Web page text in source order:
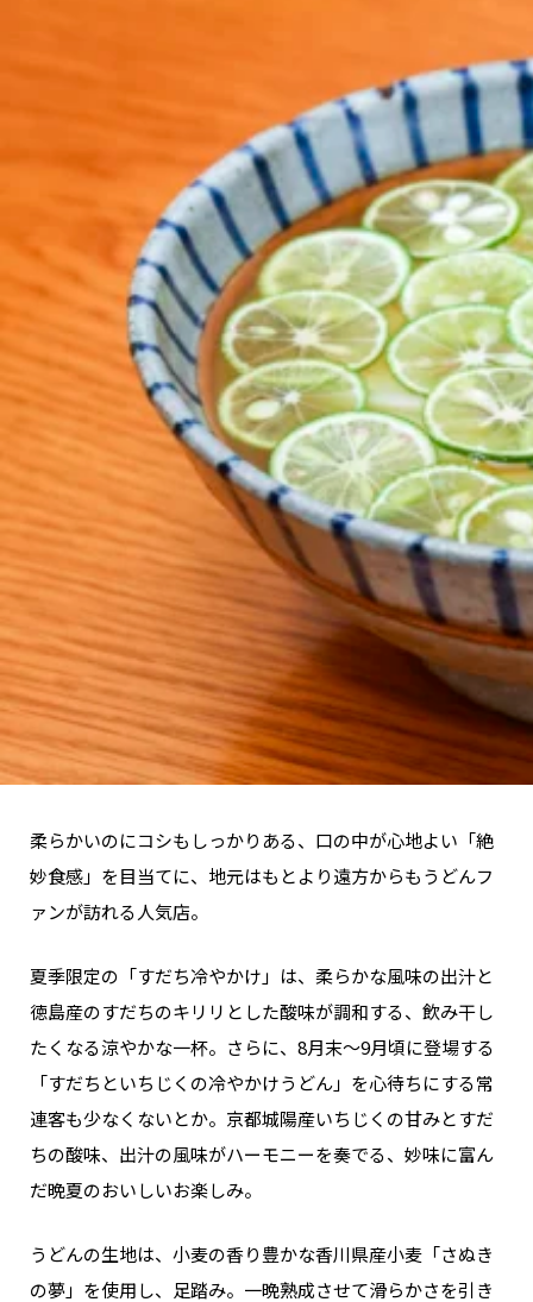
柔らかいのにコシもしっかりある、口の中が心地よい「絶
妙食感」を目当てに、地元はもとより遠方からもうどんフ
ァンが訪れる人気店。
夏季限定の「すだち冷やかけ」は、柔らかな風味の出汁と
徳島産のすだちのキリリとした酸味が調和する、飲み干し
たくなる涼やかな一杯。さらに、8月末～9月頃に登場する
「すだちといちじくの冷やかけうどん」を心待ちにする常
連客も少なくないとか。京都城陽産いちじくの甘みとすだ
ちの酸味、出汁の風味がハーモニーを奏でる、妙味に富ん
だ晩夏のおいしいお楽しみ。
うどんの生地は、小麦の香り豊かな香川県産小麦「さぬき
の夢」を使用し、足踏み。一晩熟成させて滑らかさを引き